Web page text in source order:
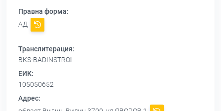
Правна форма:
АД
Транслитерация:
BKS-BADINSTROI
ЕИК:
105050652
Адрес: